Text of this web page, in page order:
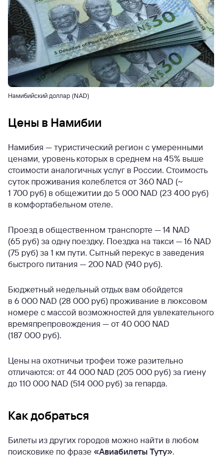
Намибийский доллар (NAD)
Цены в Намибии
Намибия — туристический регион с умеренными
ценами, уровень которых в среднем на 45% выше
стоимости аналогичных услуг в России. Стоимость
суток проживания колеблется от 360 NAD (~
1 700 руб) в общежитии до 5 000 NAD (23 400 руб)
в комфортабельном отеле.
Проезд в общественном транспорте — 14 NAD
(65 руб) за одну поездку. Поездка на такси — 16 NAD
(75 руб) за 1 км пути. Сытный перекус в заведения
быстрого питания — 200 NAD (940 руб).
Бюджетный недельный отдых вам обойдется
в 6 000 NAD (28 000 руб) проживание в люксовом
номере с массой возможностей для увлекательного
времяпрепровождения — от 40 000 NAD
(187 000 руб).
Цены на охотничьи трофеи тоже разительно
отличаются: от 44 000 NAD (205 000 руб) за гиену
до 110 000 NAD (514 000 руб) за гепарда.
Как добраться
Билеты из других городов можно найти в любом
поисковике по фразе «Авиабилеты Туту».